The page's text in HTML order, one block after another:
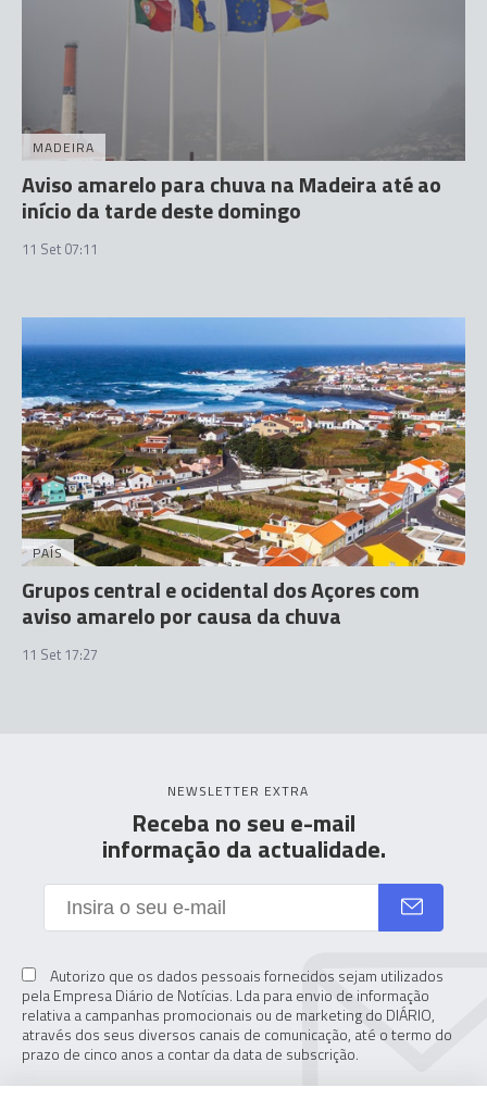
MADEIRA
Aviso amarelo para chuva na Madeira até ao
início da tarde deste domingo
11 Set 07:11
PAÍS
Grupos central e ocidental dos Açores com
aviso amarelo por causa da chuva
11 Set 17:27
NEWSLETTER EXTRA
Receba no seu e-mail
informação da actualidade.
Autorizo que os dados pessoais fornecidos sejam utilizados
pela Empresa Diário de Notícias. Lda para envio de informação
relativa a campanhas promocionais ou de marketing do DIÁRIO,
através dos seus diversos canais de comunicação, até o termo do
prazo de cinco anos a contar da data de subscrição.